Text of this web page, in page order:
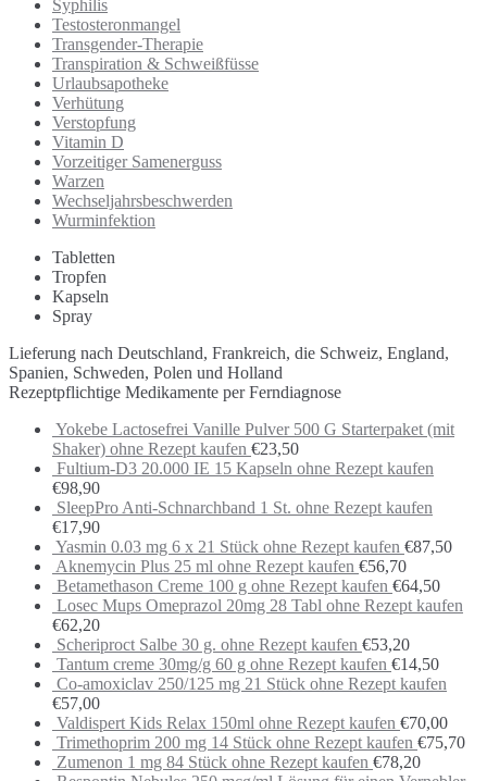
Syphilis
Testosteronmangel
Transgender-Therapie
Transpiration & Schweißfüsse
Urlaubsapotheke
Verhütung
Verstopfung
Vitamin D
Vorzeitiger Samenerguss
Warzen
Wechseljahrsbeschwerden
Wurminfektion
Tabletten
Tropfen
Kapseln
Spray
Lieferung nach Deutschland, Frankreich, die Schweiz, England,
Spanien, Schweden, Polen und Holland
Rezeptpflichtige Medikamente per Ferndiagnose
Yokebe Lactosefrei Vanille Pulver 500 G Starterpaket (mit
Shaker) ohne Rezept kaufen €23,50
Fultium-D3 20.000 IE 15 Kapseln ohne Rezept kaufen
€98,90
SleepPro Anti-Schnarchband 1 St. ohne Rezept kaufen
€17,90
Yasmin 0.03 mg 6 x 21 Stück ohne Rezept kaufen €87,50
Aknemycin Plus 25 ml ohne Rezept kaufen €56,70
Betamethason Creme 100 g ohne Rezept kaufen €64,50
Losec Mups Omeprazol 20mg 28 Tabl ohne Rezept kaufen
€62,20
Scheriproct Salbe 30 g. ohne Rezept kaufen €53,20
Tantum creme 30mg/g 60 g ohne Rezept kaufen €14,50
Co-amoxiclav 250/125 mg 21 Stück ohne Rezept kaufen
€57,00
Valdispert Kids Relax 150ml ohne Rezept kaufen €70,00
Trimethoprim 200 mg 14 Stück ohne Rezept kaufen €75,70
Zumenon 1 mg 84 Stück ohne Rezept kaufen €78,20